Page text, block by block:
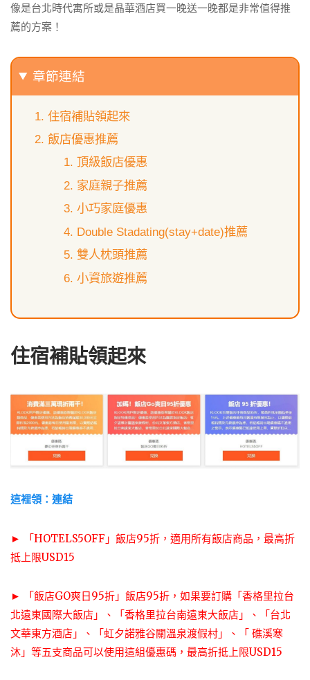
像是台北時代寓所或是晶華酒店買一晚送一晚都是非常值得推
薦的方案！
章節連結
住宿補貼領起來
飯店優惠推薦
頂級飯店優惠
家庭親子推薦
小巧家庭優惠
Double Stadating(stay+date)推薦
雙人枕頭推薦
小資旅遊推薦
住宿補貼領起來
這裡領：連結
► 「HOTELS5OFF」飯店95折，適用所有飯店商品，最高折
抵上限USD15
► 「飯店GO爽日95折」飯店95折，如果要訂購「香格里拉台
北遠東國際大飯店」、「香格里拉台南遠東大飯店」、「台北
文華東方酒店」、「虹夕諾雅谷關溫泉渡假村」、「 礁溪寒
沐」等五支商品可以使用這組優惠碼，最高折抵上限USD15